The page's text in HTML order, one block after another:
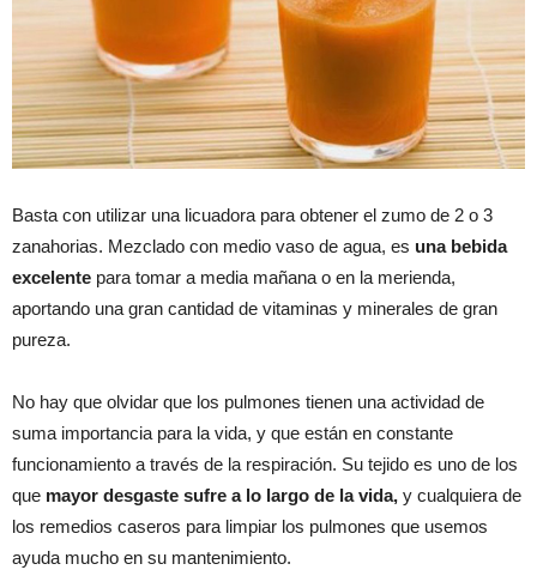
Basta con utilizar una licuadora para obtener el zumo de 2 o 3
zanahorias. Mezclado con medio vaso de agua, es una bebida
excelente para tomar a media mañana o en la merienda,
aportando una gran cantidad de vitaminas y minerales de gran
pureza.
No hay que olvidar que los pulmones tienen una actividad de
suma importancia para la vida, y que están en constante
funcionamiento a través de la respiración. Su tejido es uno de los
que mayor desgaste sufre a lo largo de la vida, y cualquiera de
los remedios caseros para limpiar los pulmones que usemos
ayuda mucho en su mantenimiento.